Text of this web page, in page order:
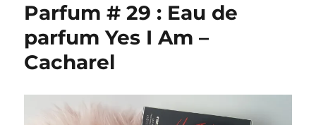
Parfum # 29 : Eau de
parfum Yes I Am –
Cacharel